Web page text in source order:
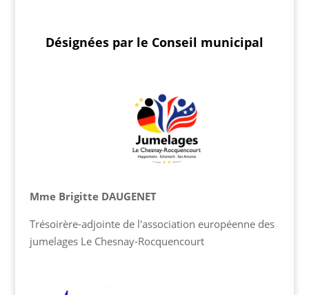
Désignées par le Conseil municipal
Mme Brigitte DAUGENET
Trésoirère-adjointe de l'association européenne des
jumelages Le Chesnay-Rocquencourt